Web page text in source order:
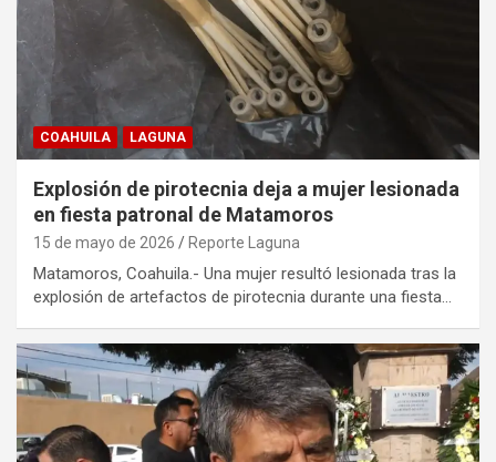
COAHUILA LAGUNA
Explosión de pirotecnia deja a mujer lesionada
en fiesta patronal de Matamoros
15 de mayo de 2026 Reporte Laguna
Matamoros, Coahuila.- Una mujer resultó lesionada tras la
explosión de artefactos de pirotecnia durante una fiesta…